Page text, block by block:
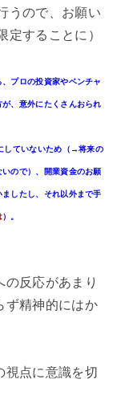
うので、お願い
定することに）
プロの投資家やベンチャ
、意外にたくさんおられ
していないため（→将来の
ので）、開業資金のお願
したし、それ以外まで手
）。
反応があまり
ず精神的にはか
点に意識を切